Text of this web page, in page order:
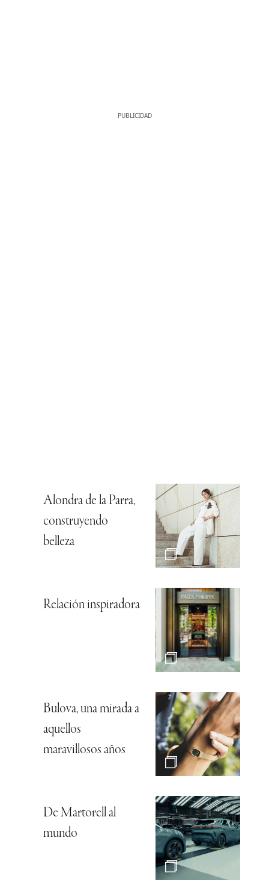
Alondra de la Parra,
construyendo
belleza
Relación inspiradora
Bulova, una mirada a
aquellos
maravillosos años
De Martorell al
mundo